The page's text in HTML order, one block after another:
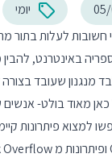
יומי
לעלות בתור
באינטרנט,
מנגנון שעובד
מאוד בולט- אנשים
למצוא פיתרונות